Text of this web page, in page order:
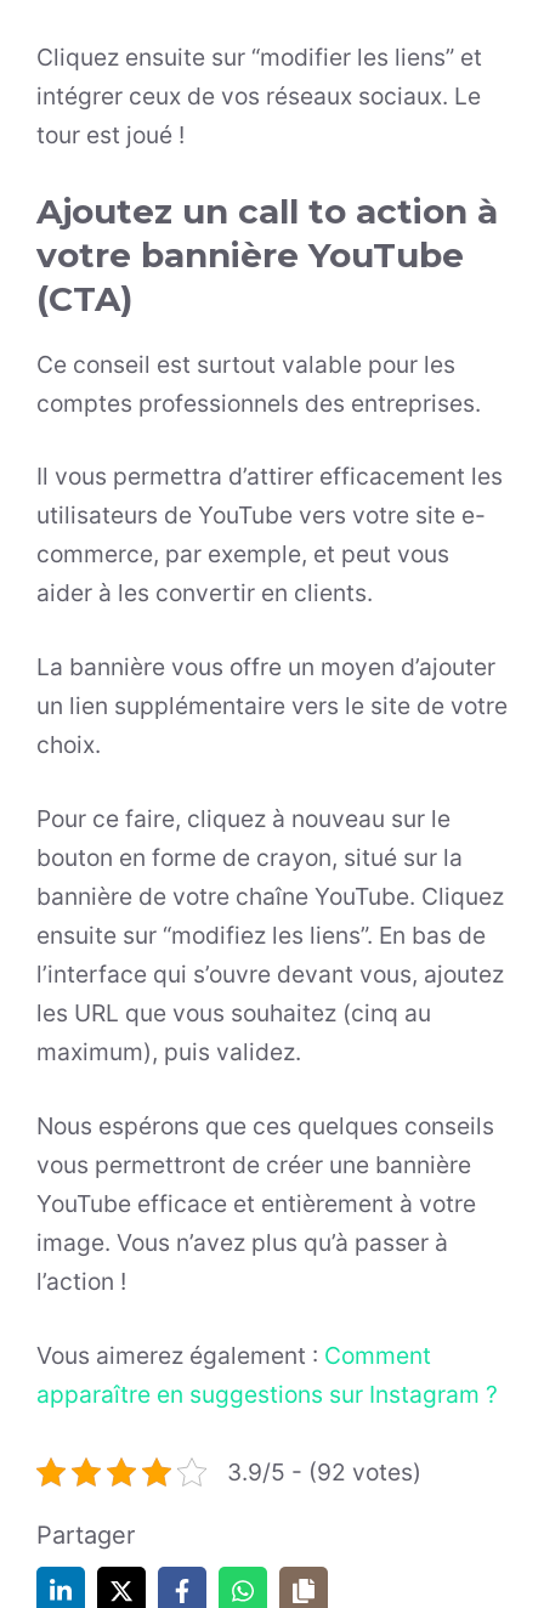
Cliquez ensuite sur “modifier les liens” et
intégrer ceux de vos réseaux sociaux. Le
tour est joué !
Ajoutez un call to action à
votre bannière YouTube
(CTA)
Ce conseil est surtout valable pour les
comptes professionnels des entreprises.
Il vous permettra d’attirer efficacement les
utilisateurs de YouTube vers votre site e-
commerce, par exemple, et peut vous
aider à les convertir en clients.
La bannière vous offre un moyen d’ajouter
un lien supplémentaire vers le site de votre
choix.
Pour ce faire, cliquez à nouveau sur le
bouton en forme de crayon, situé sur la
bannière de votre chaîne YouTube. Cliquez
ensuite sur “modifiez les liens”. En bas de
l’interface qui s’ouvre devant vous, ajoutez
les URL que vous souhaitez (cinq au
maximum), puis validez.
Nous espérons que ces quelques conseils
vous permettront de créer une bannière
YouTube efficace et entièrement à votre
image. Vous n’avez plus qu’à passer à
l’action !
Vous aimerez également : Comment
apparaître en suggestions sur Instagram ?
3.9/5 - (92 votes)
Partager